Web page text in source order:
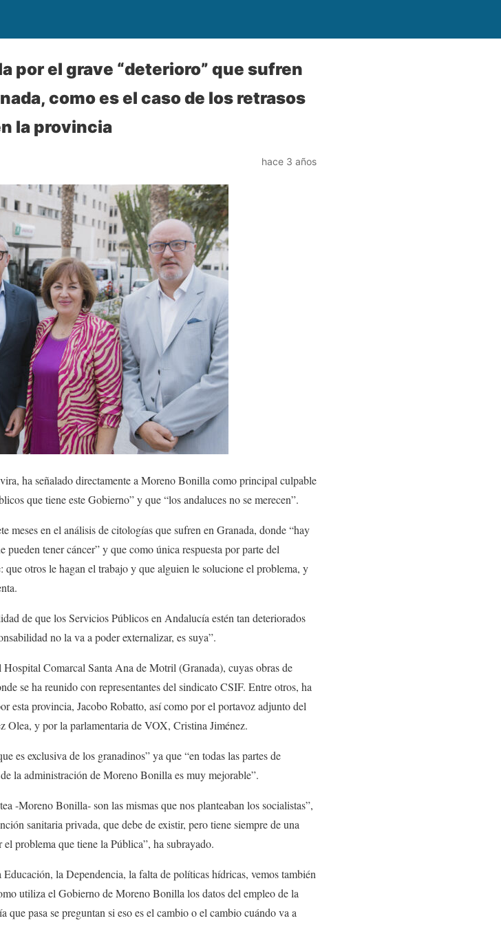
por el grave “deterioro” que sufren
como es el caso de los retrasos
la provincia
hace 3 años
ha señalado directamente a Moreno Bonilla como principal culpable
que tiene este Gobierno” y que “los andaluces no se merecen”.
meses en el análisis de citologías que sufren en Granada, donde “hay
tener cáncer” y que como única respuesta por parte del
otros le hagan el trabajo y que alguien le solucione el problema, y
de que los Servicios Públicos en Andalucía estén tan deteriorados
no la va a poder externalizar, es suya”.
Hospital Comarcal Santa Ana de Motril (Granada), cuyas obras de
se ha reunido con representantes del sindicato CSIF. Entre otros, ha
esta provincia, Jacobo Robatto, así como por el portavoz adjunto del
y por la parlamentaria de VOX, Cristina Jiménez.
es exclusiva de los granadinos” ya que “en todas las partes de
la administración de Moreno Bonilla es muy mejorable”.
-Moreno Bonilla- son las mismas que nos planteaban los socialistas”,
sanitaria privada, que debe de existir, pero tiene siempre de una
problema que tiene la Pública”, ha subrayado.
la Dependencia, la falta de políticas hídricas, vemos también
utiliza el Gobierno de Moreno Bonilla los datos del empleo de la
que pasa se preguntan si eso es el cambio o el cambio cuándo va a